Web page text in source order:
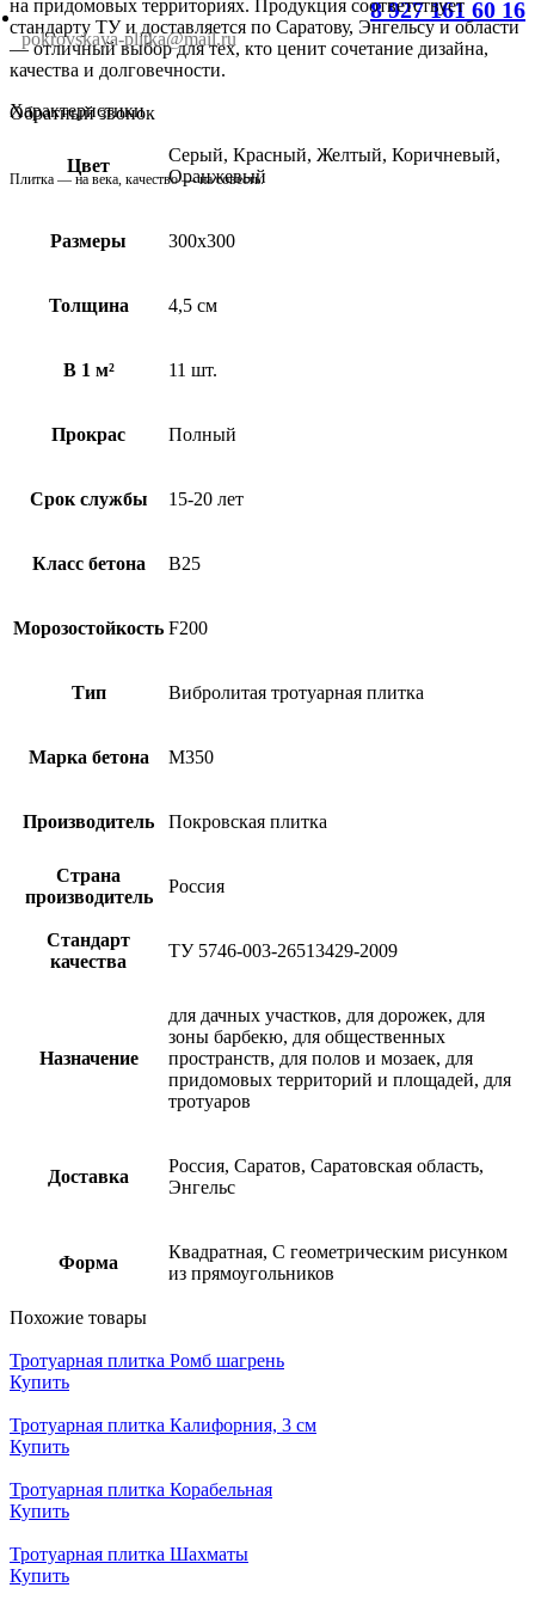
pokrovskaya-plitka@mail.ru
Обратный звонок
Плитка — на века, качество — на совесть.
8 927 161 60 16
на придомовых территориях. Продукция соответствует
стандарту ТУ и доставляется по Саратову, Энгельсу и области
— отличный выбор для тех, кто ценит сочетание дизайна,
качества и долговечности.
Характеристики
Цвет
Серый, Красный, Желтый, Коричневый,
Оранжевый
Размеры 300х300
Толщина 4,5 см
В 1 м² 11 шт.
Прокрас Полный
Срок службы 15-20 лет
Класс бетона B25
Морозостойкость F200
Тип Вибролитая тротуарная плитка
Марка бетона М350
Производитель Покровская плитка
Страна
производитель
Россия
Стандарт
качества
ТУ 5746-003-26513429-2009
Назначение
для дачных участков, для дорожек, для
зоны барбекю, для общественных
пространств, для полов и мозаек, для
придомовых территорий и площадей, для
тротуаров
Доставка
Россия, Саратов, Саратовская область,
Энгельс
Форма
Квадратная, С геометрическим рисунком
из прямоугольников
Похожие товары
Тротуарная плитка Ромб шагрень
Купить
Тротуарная плитка Калифорния, 3 см
Купить
Тротуарная плитка Корабельная
Купить
Тротуарная плитка Шахматы
Купить